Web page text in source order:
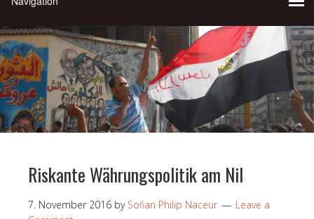
Riskante Währungspolitik am Nil
7. November 2016 by Sofian Philip Naceur
Leave a